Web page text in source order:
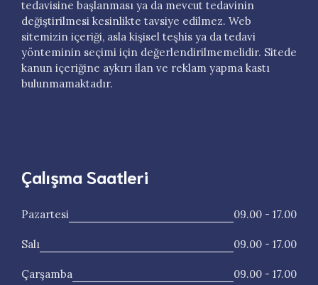
tedavisine başlanması ya da mevcut tedavinin
değiştirilmesi kesinlikte tavsiye edilmez. Web
sitemizin içeriği, asla kişisel teşhis ya da tedavi
yönteminin seçimi için değerlendirilmemelidir. Sitede
kanun içeriğine aykırı ilan ve reklam yapma kastı
bulunmamaktadır.
Çalışma Saatleri
Pazartesi 09.00 - 17.00
Salı 09.00 - 17.00
Çarşamba 09.00 - 17.00